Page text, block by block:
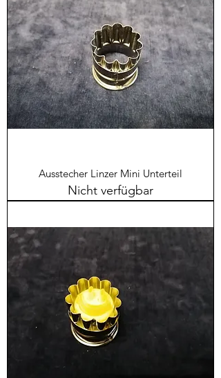
Ausstecher Linzer Mini Unterteil
Nicht verfügbar